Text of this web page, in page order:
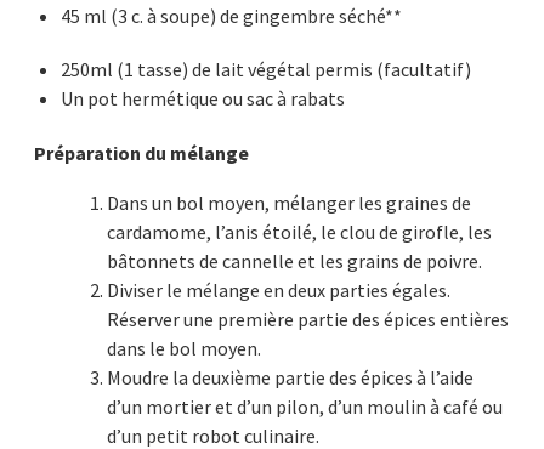
45 ml (3 c. à soupe) de gingembre séché**
250ml (1 tasse) de lait végétal permis (facultatif)
Un pot hermétique ou sac à rabats
Préparation du mélange
Dans un bol moyen, mélanger les graines de
cardamome, l’anis étoilé, le clou de girofle, les
bâtonnets de cannelle et les grains de poivre.
Diviser le mélange en deux parties égales.
Réserver une première partie des épices entières
dans le bol moyen.
Moudre la deuxième partie des épices à l’aide
d’un mortier et d’un pilon, d’un moulin à café ou
d’un petit robot culinaire.